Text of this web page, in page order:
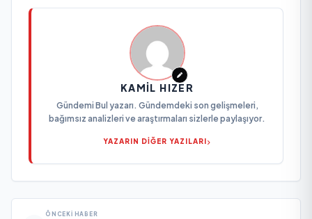
KAMIL HIZER
Gündemi Bul yazarı. Gündemdeki son gelişmeleri,
bağımsız analizleri ve araştırmaları sizlerle paylaşıyor.
YAZARIN DİĞER YAZILARI
ÖNCEKI HABER